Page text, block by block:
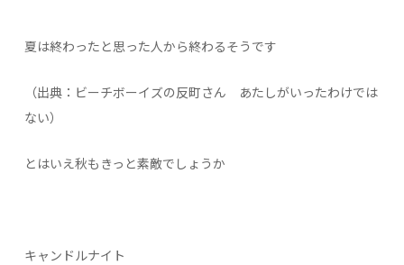
夏は終わったと思った人から終わるそうです
（出典：ビーチボーイズの反町さん あたしがいったわけでは
ない）
とはいえ秋もきっと素敵でしょうか
キャンドルナイト